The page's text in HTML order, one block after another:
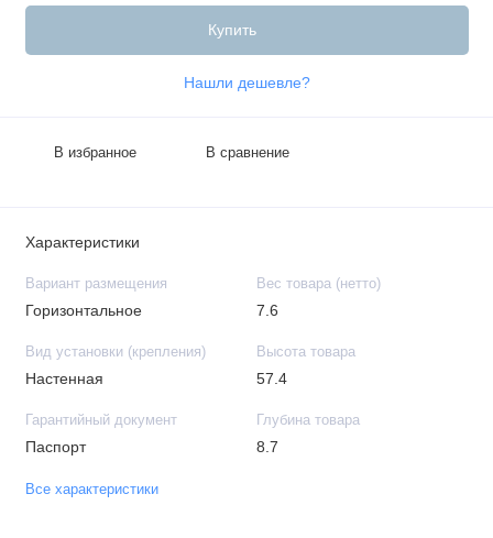
Купить
Нашли дешевле?
В избранное В сравнение
Характеристики
Вариант размещения
Горизонтальное
Вес товара (нетто)
7.6
Вид установки (крепления)
Настенная
Высота товара
57.4
Гарантийный документ
Паспорт
Глубина товара
8.7
Все характеристики